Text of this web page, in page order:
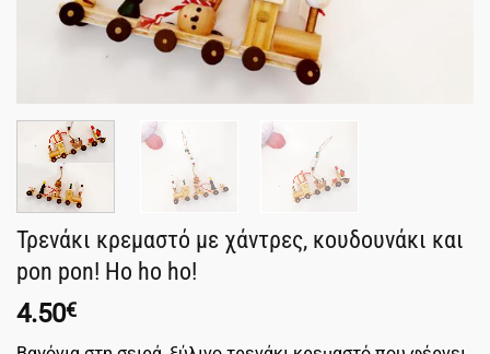
Τρενάκι κρεμαστό με χάντρες, κουδουνάκι και
pon pon! Ho ho ho!
4.50€